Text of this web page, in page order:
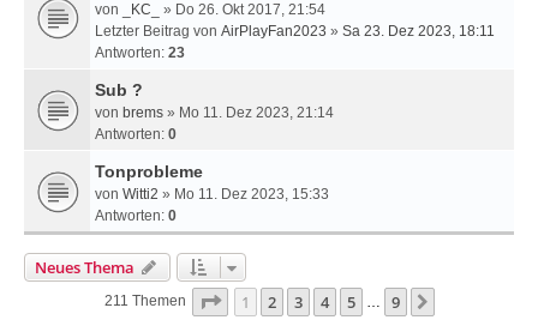
von _KC_
» Do 26. Okt 2017, 21:54
Letzter Beitrag von AirPlayFan2023 » Sa 23. Dez 2023, 18:11
Antworten: 23
Sub ?
von brems » Mo 11. Dez 2023, 21:14
Antworten: 0
Tonprobleme
von Witti2 » Mo 11. Dez 2023, 15:33
Antworten: 0
Neues Thema
211 Themen Seite 1Von
1 2 3 4 5 … 9